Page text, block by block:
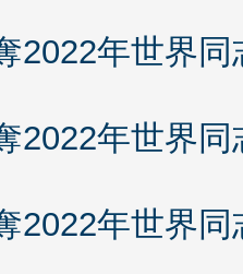
2022年世界
2022年世界
2022年世界